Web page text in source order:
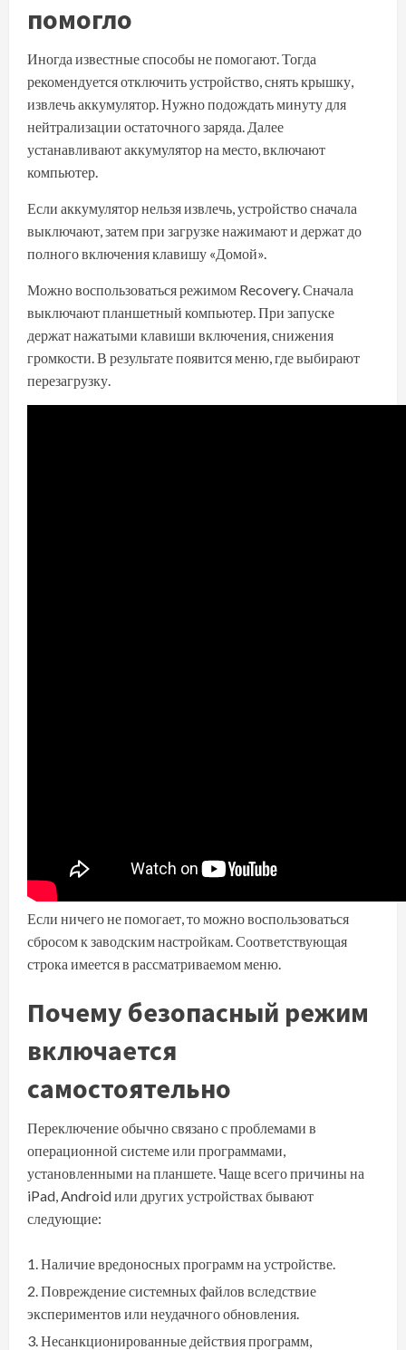
помогло
Иногда известные способы не помогают. Тогда
рекомендуется отключить устройство, снять крышку,
извлечь аккумулятор. Нужно подождать минуту для
нейтрализации остаточного заряда. Далее
устанавливают аккумулятор на место, включают
компьютер.
Если аккумулятор нельзя извлечь, устройство сначала
выключают, затем при загрузке нажимают и держат до
полного включения клавишу «Домой».
Можно воспользоваться режимом Recovery. Сначала
выключают планшетный компьютер. При запуске
держат нажатыми клавиши включения, снижения
громкости. В результате появится меню, где выбирают
перезагрузку.
Если ничего не помогает, то можно воспользоваться
сбросом к заводским настройкам. Соответствующая
строка имеется в рассматриваемом меню.
Почему безопасный режим
включается
самостоятельно
Переключение обычно связано с проблемами в
операционной системе или программами,
установленными на планшете. Чаще всего причины на
iPad, Android или других устройствах бывают
следующие:
Наличие вредоносных программ на устройстве.
Повреждение системных файлов вследствие
экспериментов или неудачного обновления.
Несанкционированные действия программ,